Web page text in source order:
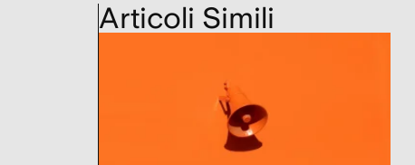
Articoli Simili